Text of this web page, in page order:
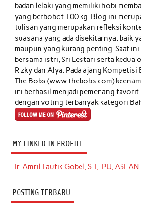
badan lelaki yang memiliki hobi
yang berbobot 100 kg. Blog ini
tulisan yang merupakan refleksi
suasana yang ada disekitarnya, baik
maupun yang kurang penting. Saat
bersama istri, Sri Lestari serta kedua
Rizky dan Alya. Pada ajang
The Bobs (www.thebobs.com)
ini berhasil menjadi pemenang
dengan voting terbanyak kategori
MY LINKED IN PROFILE
Ir. Amril Taufik Gobel, S.T, IPU, ASEAN
POSTING TERBARU